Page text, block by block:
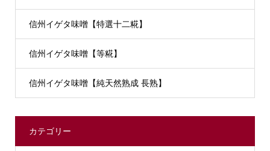
信州イゲタ味噌【特選十二糀】
信州イゲタ味噌【等糀】
信州イゲタ味噌【純天然熟成 長熟】
カテゴリー